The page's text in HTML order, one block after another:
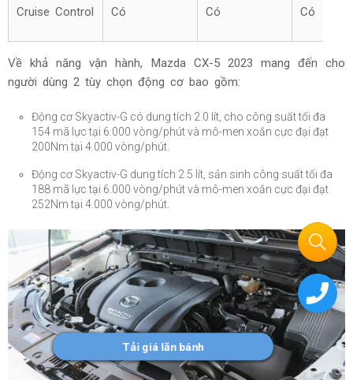
Cruise Control Có Có Có
Về khả năng vận hành, Mazda CX-5 2023 mang đến cho
người dùng 2 tùy chọn động cơ bao gồm:
Động cơ Skyactiv-G có dung tích 2.0 lít, cho công suất tối đa
154 mã lực tại 6.000 vòng/phút và mô-men xoắn cực đại đạt
200Nm tại 4.000 vòng/phút.
Động cơ Skyactiv-G dung tích 2.5 lít, sản sinh công suất tối đa
188 mã lực tại 6.000 vòng/phút và mô-men xoắn cực đại đạt
252Nm tại 4.000 vòng/phút.
Tải giá lăn bánh